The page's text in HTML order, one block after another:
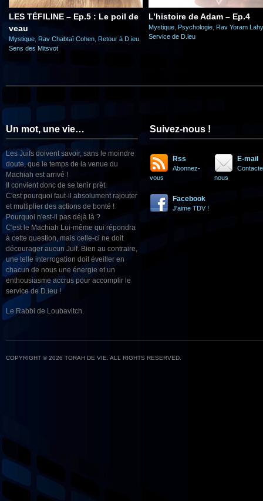
LES TÉFILINE – Ep.5 : Le poil de
veau
Mystique Rav Chabtaï Cohen Retour à D.ieu
Sens des Mitsvot
L’histoire de Adam – Ep.4
Mystique Psychologie Rav Yoram
Service de D.ieu
Un mot, une vie…
Les Juifs doivent savoir, sans le moindre
doute, que le temps de la venue du
Machiah est arrivé !
Il convient donc de se tenir prêt.
C'est pourquoi faut-il absolument rajouter
et multiplier des actions de bonté !
Pourquoi n'est-il pas déjà là ?
C'est le Machiah Lui-même qui répondra
à cette question, mais celle-ci ne doit
décourager aucun Juif. Bien au contraire,
une telle interrogation doit éveiller en
chacun de nous une énergie et un
enthousiasme accrus pour accomplir le
service de D.ieu !
Le Rabbi de Loubavitch.
Suivez-nous !
Rss
Abonnez-
vous
E-mail
nous
Facebook
J'aime TDV !
COPYRIGHT © 2026 TORAH DE VIE. ALL RIGHTS RESERVED.